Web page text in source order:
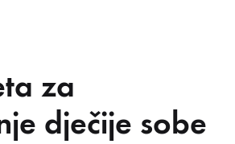
za
dječije sobe